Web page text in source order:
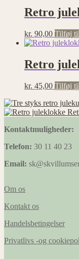
Retro
kr. 90,00 Tilføj
Retro
kr. 45,00 Tilføj
Kontaktmuligheder:
Telefon: 30 11 40 23
Email:
Om os
Kontakt os
Handelsbetingelser
Privatlivs -og